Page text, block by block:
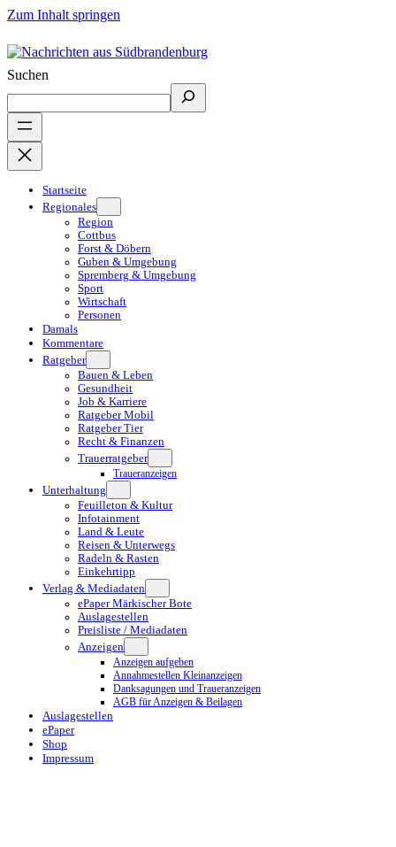
Zum Inhalt springen
Suchen
Startseite
Regionales
Region
Cottbus
Forst & Döbern
Guben & Umgebung
Spremberg & Umgebung
Sport
Wirtschaft
Personen
Damals
Kommentare
Ratgeber
Bauen & Leben
Gesundheit
Job & Karriere
Ratgeber Mobil
Ratgeber Tier
Recht & Finanzen
Trauerratgeber
Traueranzeigen
Unterhaltung
Feuilleton & Kultur
Infotainment
Land & Leute
Reisen & Unterwegs
Radeln & Rasten
Einkehrtipp
Verlag & Mediadaten
ePaper Märkischer Bote
Auslagestellen
Preisliste / Mediadaten
Anzeigen
Anzeigen aufgeben
Annahmestellen Kleinanzeigen
Danksagungen und Traueranzeigen
AGB für Anzeigen & Beilagen
Auslagestellen
ePaper
Shop
Impressum